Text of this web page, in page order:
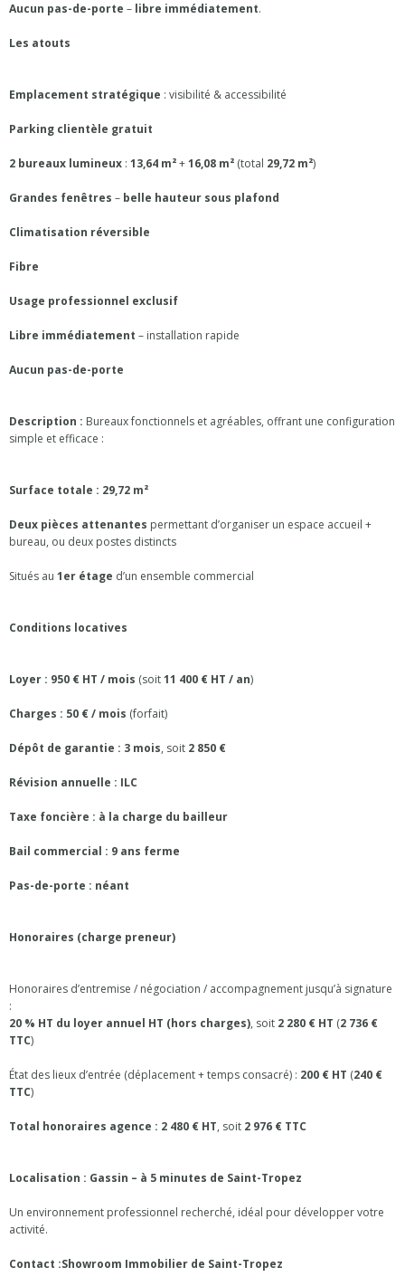
Aucun pas-de-porte – libre immédiatement.
Les atouts
Emplacement stratégique : visibilité & accessibilité
Parking clientèle gratuit
2 bureaux lumineux : 13,64 m²+16,08 m² (total 29,72 m²)
Grandes fenêtres – belle hauteur sous plafond
Climatisation réversible
Fibre
Usage professionnel exclusif
Libre immédiatement – installation rapide
Aucun pas-de-porte
Description : Bureaux fonctionnels et agréables, offrant une configuration
simple et efficace :
Surface totale : 29,72 m²
Deux pièces attenantes permettant d’organiser un espace accueil +
bureau, ou deux postes distincts
Situés au 1er étage d’un ensemble commercial
Conditions locatives
Loyer : 950 € HT / mois (soit11 400 € HT / an)
Charges : 50 € / mois (forfait)
Dépôt de garantie : 3 mois, soit 2 850 €
Révision annuelle : ILC
Taxe foncière : à la charge du bailleur
Bail commercial : 9 ans ferme
Pas-de-porte : néant
Honoraires (charge preneur)
Honoraires d’entremise / négociation / accompagnement jusqu’à signature
:
20 % HT du loyer annuel HT (hors charges), soit 2 280 € HT (2 736 €
TTC)
État des lieux d’entrée (déplacement + temps consacré) : 200 € HT (240 €
TTC)
Total honoraires agence : 2 480 € HT, soit 2 976 € TTC
Localisation : Gassin – à 5 minutes de Saint-Tropez
Un environnement professionnel recherché, idéal pour développer votre
activité.
Contact :Showroom Immobilier de Saint-Tropez